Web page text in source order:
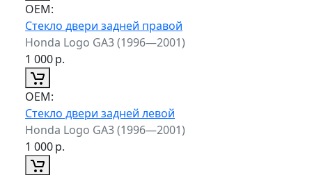
ОЕМ:
Стекло двери задней правой
Honda Logo GA3 (1996—2001)
1 000р.
ОЕМ:
Стекло двери задней левой
Honda Logo GA3 (1996—2001)
1 000р.